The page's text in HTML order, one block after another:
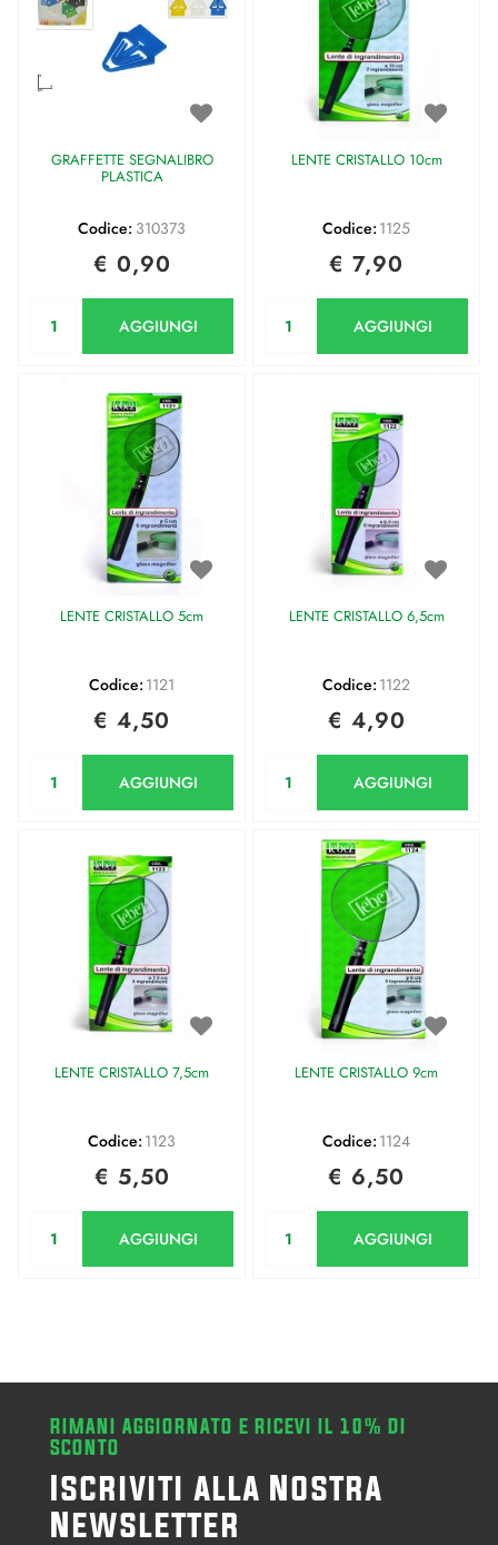
GRAFFETTE SEGNALIBRO
PLASTICA
Codice: 310373
€ 0,90
AGGIUNGI
LENTE CRISTALLO 10cm
Codice: 1125
€ 7,90
AGGIUNGI
LENTE CRISTALLO 5cm
Codice: 1121
€ 4,50
AGGIUNGI
LENTE CRISTALLO 6,5cm
Codice: 1122
€ 4,90
AGGIUNGI
LENTE CRISTALLO 7,5cm
Codice: 1123
€ 5,50
AGGIUNGI
LENTE CRISTALLO 9cm
Codice: 1124
€ 6,50
AGGIUNGI
RIMANI AGGIORNATO E RICEVI IL 10% DI
SCONTO
Iscriviti alla Nostra
Newsletter